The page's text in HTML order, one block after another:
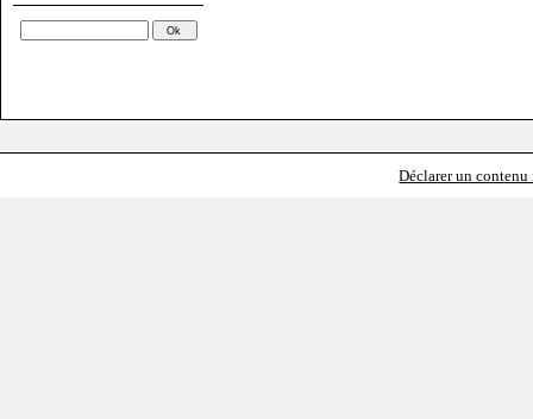
Déclarer un